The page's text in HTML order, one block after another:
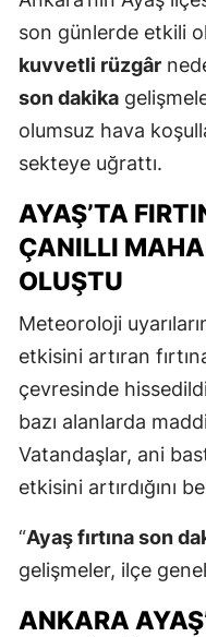
son günlerde etkili
kuvvetli rüzgâr
son dakika
olumsuz hava
sekteye uğrattı.
AYAŞ’TA
ÇANILLI
OLUŞTU
Meteoroloji
etkisini artıran
çevresinde
bazı alanlarda
Vatandaşlar, ani
etkisini artırdığını
“Ayaş fırtına son
gelişmeler, ilçe
ANKARA